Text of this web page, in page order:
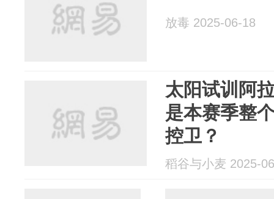
放毒 2025-06-18
太阳试训阿
是本赛季整
控卫？
稻谷与小麦 2025-